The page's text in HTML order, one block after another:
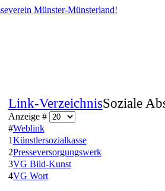
Link-VerzeichnisSoziale
Anzeige #
#Weblink
1Künstlersozialkasse
2Presseversorgungswerk
3VG Bild-Kunst
4VG Wort